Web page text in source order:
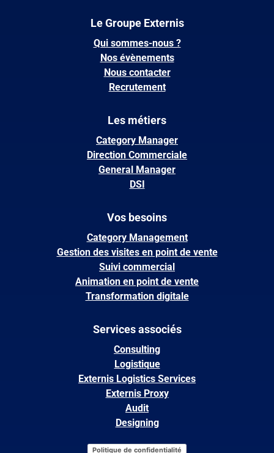
Le Groupe Externis
Qui sommes-nous ?
Nos évènements
Nous contacter
Recrutement
Les métiers
Category Manager
Direction Commerciale
General Manager
DSI
Vos besoins
Category Management
Gestion des visites en point de vente
Suivi commercial
Animation en point de vente
Transformation digitale
Services associés
Consulting
Logistique
Externis Logistics Services
Externis Proxy
Audit
Designing
Politique de confidentialité